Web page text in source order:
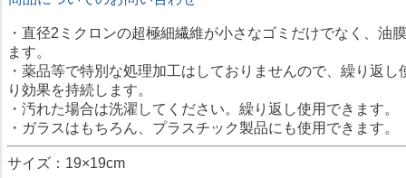
・直径2ミクロンの超極細繊維が小さなゴミだけでなく、油
ます。
・薬品等で特別な処理加工はしておりませんので、繰り返
り効果を持続します。
・汚れた場合は洗濯してください。繰り返し使用できます。
・ガラスはもちろん、プラスチック製品にも使用できます。
サイズ：19×19cm